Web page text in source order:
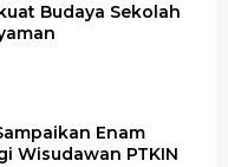
Budaya Sekolah
Enam
Wisudawan PTKIN